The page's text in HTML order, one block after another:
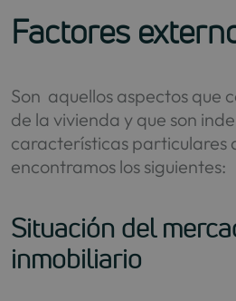
Factores
Son aquellos aspectos que
de la vivienda y que son
características particulares
encontramos los siguientes:
Situación del
inmobiliario